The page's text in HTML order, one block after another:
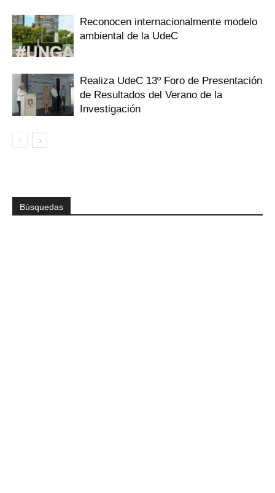
Reconocen internacionalmente modelo
ambiental de la UdeC
Realiza UdeC 13º Foro de Presentación
de Resultados del Verano de la
Investigación
Búsquedas